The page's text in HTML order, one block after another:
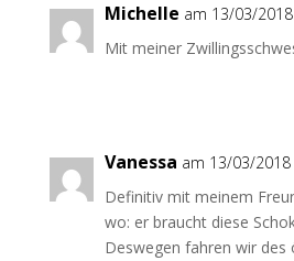
Michelle am 13/03/
Mit meiner
Vanessa am 13/03/
Definitiv mit meinem
wo: er braucht diese
Deswegen fahren wir des